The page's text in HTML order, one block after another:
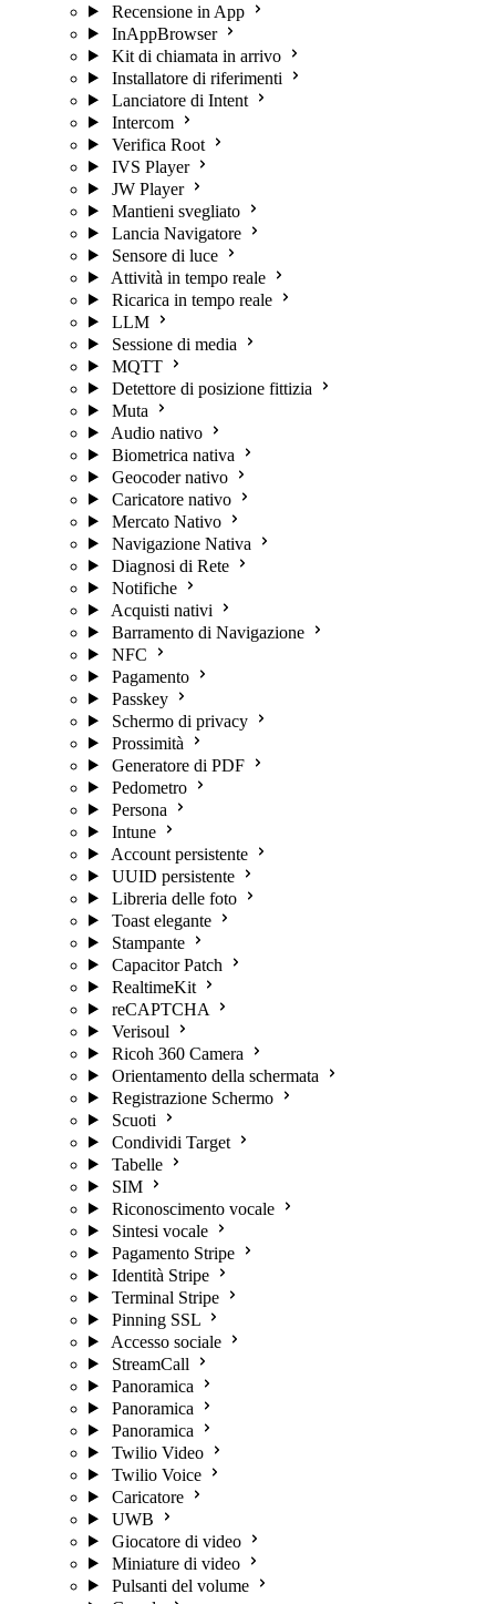
Recensione in App
InAppBrowser
Kit di chiamata in arrivo
Installatore di riferimenti
Lanciatore di Intent
Intercom
Verifica Root
IVS Player
JW Player
Mantieni svegliato
Lancia Navigatore
Sensore di luce
Attività in tempo reale
Ricarica in tempo reale
LLM
Sessione di media
MQTT
Detettore di posizione fittizia
Muta
Audio nativo
Biometrica nativa
Geocoder nativo
Caricatore nativo
Mercato Nativo
Navigazione Nativa
Diagnosi di Rete
Notifiche
Acquisti nativi
Barramento di Navigazione
NFC
Pagamento
Passkey
Schermo di privacy
Prossimità
Generatore di PDF
Pedometro
Persona
Intune
Account persistente
UUID persistente
Libreria delle foto
Toast elegante
Stampante
Capacitor Patch
RealtimeKit
reCAPTCHA
Verisoul
Ricoh 360 Camera
Orientamento della schermata
Registrazione Schermo
Scuoti
Condividi Target
Tabelle
SIM
Riconoscimento vocale
Sintesi vocale
Pagamento Stripe
Identità Stripe
Terminal Stripe
Pinning SSL
Accesso sociale
StreamCall
Panoramica
Panoramica
Panoramica
Twilio Video
Twilio Voice
Caricatore
UWB
Giocatore di video
Miniature di video
Pulsanti del volume